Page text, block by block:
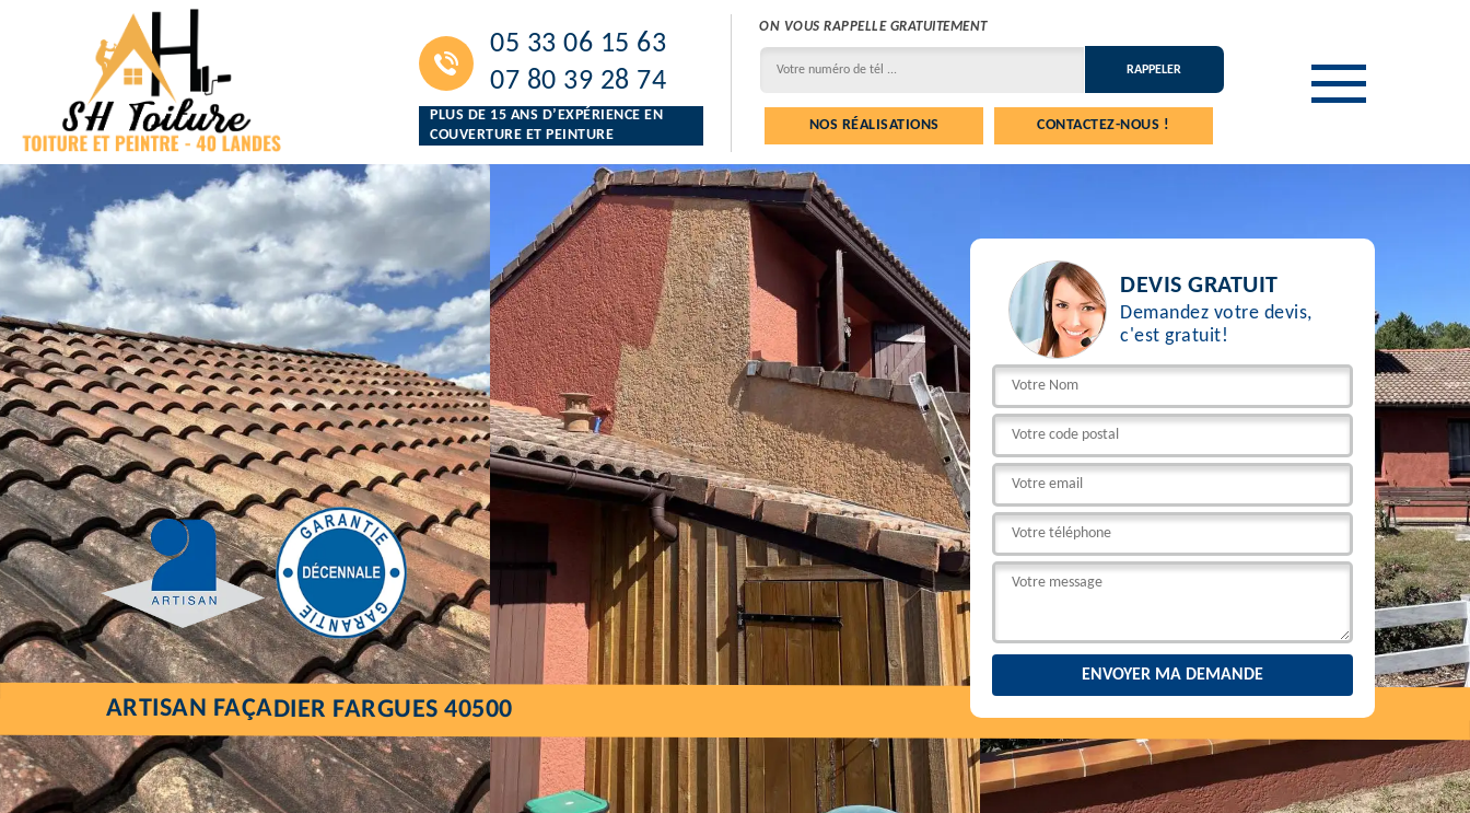
05 33 06 15 63
07 80 39 28 74
PLUS DE 15 ANS D’EXPÉRIENCE EN
COUVERTURE ET PEINTURE
ON VOUS RAPPELLE GRATUITEMENT
NOS RÉALISATIONS CONTACTEZ-NOUS !
DEVIS GRATUIT
Demandez votre devis,
c'est gratuit!
ARTISAN FAÇADIER FARGUES 40500